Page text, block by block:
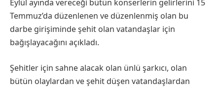
Eylül ayında vereceği bütün konserlerin gelirlerini 15
Temmuz’da düzenlenen ve düzenlenmiş olan bu
darbe girişiminde şehit olan vatandaşlar için
bağışlayacağını açıkladı.
Şehitler için sahne alacak olan ünlü şarkıcı, olan
bütün olaylardan ve şehit düşen vatandaşlardan